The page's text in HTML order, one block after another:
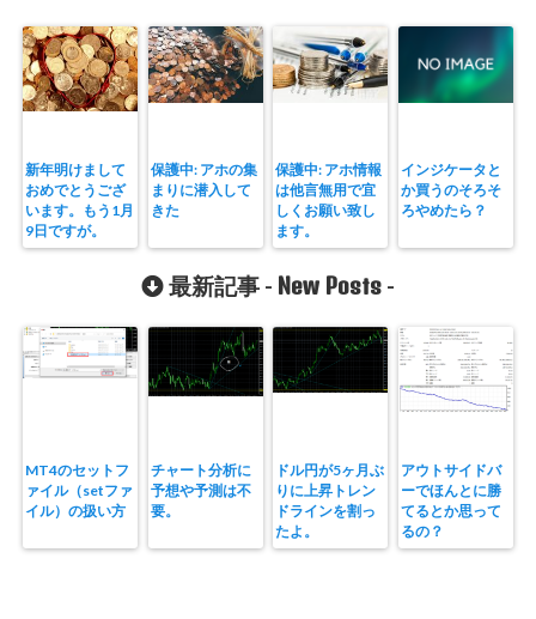
新年明けまして
おめでとうござ
います。もう1月
9日ですが。
保護中: アホの集
まりに潜入して
きた
保護中: アホ情報
は他言無用で宜
しくお願い致し
ます。
インジケータと
か買うのそろそ
ろやめたら？
最新記事 - New Posts -
MT4のセットフ
ァイル（setファ
イル）の扱い方
チャート分析に
予想や予測は不
要。
ドル円が5ヶ月ぶ
りに上昇トレン
ドラインを割っ
たよ。
アウトサイドバ
ーでほんとに勝
てるとか思って
るの？